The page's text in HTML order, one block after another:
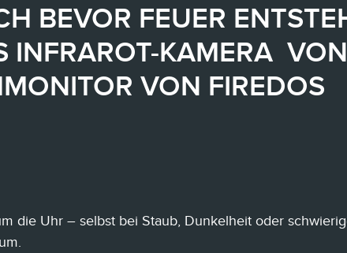
BEVOR FEUER
INFRAROT-KAMERA VON
VON FIREDOS
die Uhr – selbst bei Staub, Dunkelheit oder